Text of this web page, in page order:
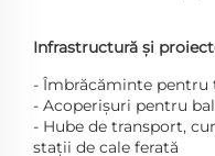
Infrastructură și
- Îmbrăcăminte pentru
- Acoperișuri pentru
- Hube de transport,
stații de cale ferată